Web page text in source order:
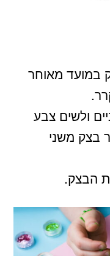
במועד מאוחר
ולשים צבע
בצק משני
הבצק.